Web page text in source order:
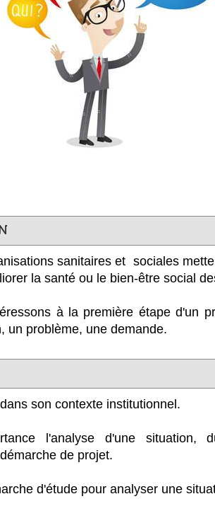
sanitaires et sociales
la santé ou le bien-être social
à la première étape d'un
un problème, une demande.
son contexte institutionnel.
l'analyse d'une situation,
de projet.
d'étude pour analyser une